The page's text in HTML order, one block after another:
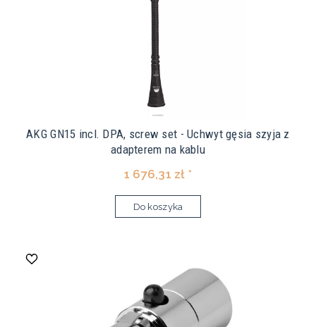
AKG GN15 incl. DPA, screw set - Uchwyt gęsia szyja z
adapterem na kablu
1 676,31 zł *
Do koszyka